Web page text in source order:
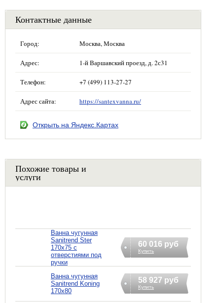
Контактные данные
Город: Москва, Москва
Адрес: 1-й Варшавский проезд, д. 2с31
Телефон: +7 (499) 113-27-27
Адрес сайта: https://santexvanna.ru/
Открыть на Яндекс.Картах
Похожие товары и
услуги
Ванна чугунная
Sanitrend Ster
170х75 с
отверстиями под
ручки
60 016 руб
Купить
Ванна чугунная
Sanitrend Koning
170х80
58 927 руб
Купить